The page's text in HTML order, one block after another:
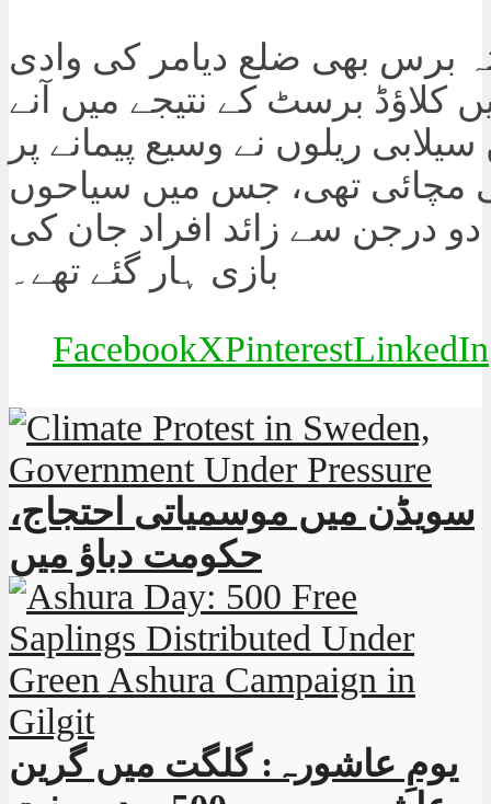
برس بھی ضلع دیامر کی وادی
کلاؤڈ برسٹ کے نتیجے میں آنے
سیلابی ریلوں نے وسیع پیمانے پر
مچائی تھی، جس میں سیاحوں
درجن سے زائد افراد جان کی
بازی ہار گئے تھے۔
FacebookXPinterestLinkedIn
سویڈن میں موسمیاتی احتجاج،
حکومت دباؤ میں
یومِ عاشورہ: گلگت میں گرین